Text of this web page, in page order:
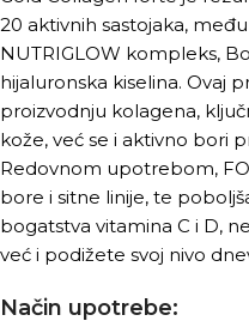
20 aktivnih sastojaka,
NUTRIGLOW kompleks,
hijaluronska kiselina. Ovaj
proizvodnju kolagena,
kože, već se i aktivno bori
Redovnom upotrebom,
bore i sitne linije, te
bogatstva vitamina C i D,
već i podižete svoj nivo
Način upotrebe: